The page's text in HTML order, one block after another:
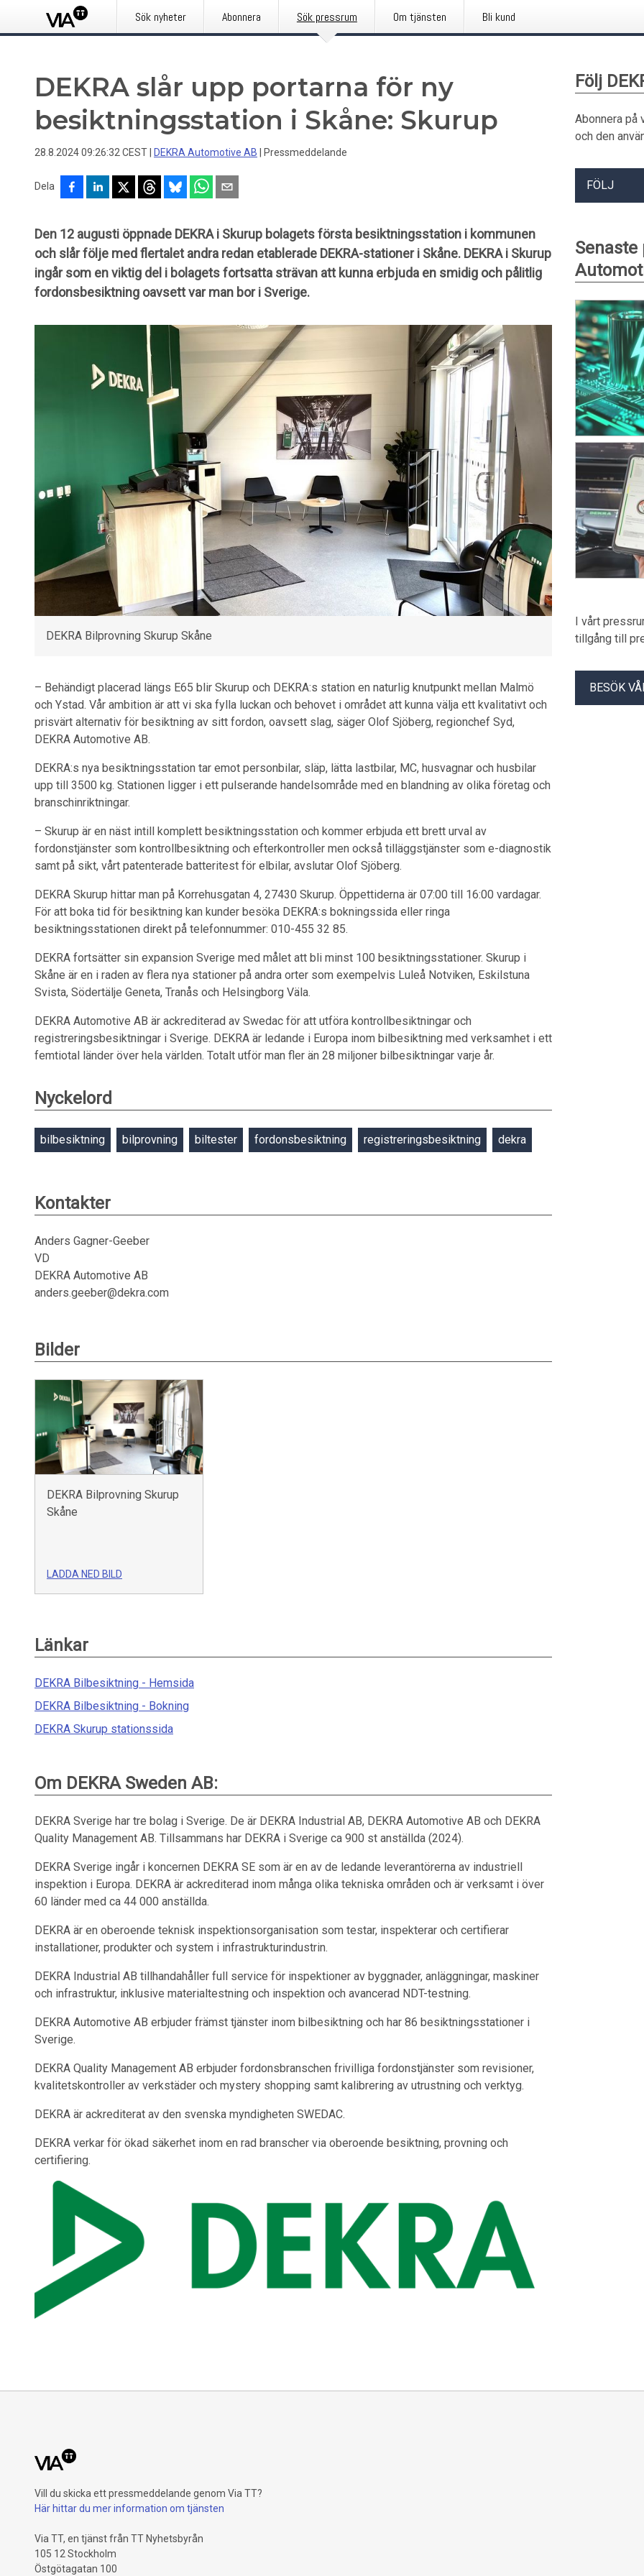
Sök nyheter Abonnera Sök pressrum Om tjänsten Bli kund
DEKRA slår upp portarna för ny
besiktningsstation i Skåne: Skurup
28.8.2024 09:26:32 CEST DEKRA Automotive AB Pressmeddelande
Dela
Den 12 augusti öppnade DEKRA i Skurup bolagets första besiktningsstation i kommunen
och slår följe med flertalet andra redan etablerade DEKRA-stationer i Skåne. DEKRA i Skurup
ingår som en viktig del i bolagets fortsatta strävan att kunna erbjuda en smidig och pålitlig
fordonsbesiktning oavsett var man bor i Sverige.
DEKRA Bilprovning Skurup Skåne
– Behändigt placerad längs E65 blir Skurup och DEKRA:s station en naturlig knutpunkt mellan Malmö
och Ystad. Vår ambition är att vi ska fylla luckan och behovet i området att kunna välja ett kvalitativt och
prisvärt alternativ för besiktning av sitt fordon, oavsett slag, säger Olof Sjöberg, regionchef Syd,
DEKRA Automotive AB.
DEKRA:s nya besiktningsstation tar emot personbilar, släp, lätta lastbilar, MC, husvagnar och husbilar
upp till 3500 kg. Stationen ligger i ett pulserande handelsområde med en blandning av olika företag och
branschinriktningar.
– Skurup är en näst intill komplett besiktningsstation och kommer erbjuda ett brett urval av
fordonstjänster som kontrollbesiktning och efterkontroller men också tilläggstjänster som e-diagnostik
samt på sikt, vårt patenterade batteritest för elbilar, avslutar Olof Sjöberg.
DEKRA Skurup hittar man på Korrehusgatan 4, 27430 Skurup. Öppettiderna är 07:00 till 16:00 vardagar.
För att boka tid för besiktning kan kunder besöka DEKRA:s bokningssida eller ringa
besiktningsstationen direkt på telefonnummer: 010-455 32 85.
DEKRA fortsätter sin expansion Sverige med målet att bli minst 100 besiktningsstationer. Skurup i
Skåne är en i raden av flera nya stationer på andra orter som exempelvis Luleå Notviken, Eskilstuna
Svista, Södertälje Geneta, Tranås och Helsingborg Väla.
DEKRA Automotive AB är ackrediterad av Swedac för att utföra kontrollbesiktningar och
registreringsbesiktningar i Sverige. DEKRA är ledande i Europa inom bilbesiktning med verksamhet i ett
femtiotal länder över hela världen. Totalt utför man fler än 28 miljoner bilbesiktningar varje år.
Nyckelord
bilbesiktning bilprovning biltester fordonsbesiktning registreringsbesiktning dekra
Kontakter
Anders Gagner-Geeber
VD
DEKRA Automotive AB
anders.geeber@dekra.com
Bilder
DEKRA Bilprovning Skurup
Skåne
LADDA NED BILD
Länkar
DEKRA Bilbesiktning - Hemsida
DEKRA Bilbesiktning - Bokning
DEKRA Skurup stationssida
Om DEKRA Sweden AB:
DEKRA Sverige har tre bolag i Sverige. De är DEKRA Industrial AB, DEKRA Automotive AB och DEKRA
Quality Management AB. Tillsammans har DEKRA i Sverige ca 900 st anställda (2024).
DEKRA Sverige ingår i koncernen DEKRA SE som är en av de ledande leverantörerna av industriell
inspektion i Europa. DEKRA är ackrediterad inom många olika tekniska områden och är verksamt i över
60 länder med ca 44 000 anställda.
DEKRA är en oberoende teknisk inspektionsorganisation som testar, inspekterar och certifierar
installationer, produkter och system i infrastrukturindustrin.
DEKRA Industrial AB tillhandahåller full service för inspektioner av byggnader, anläggningar, maskiner
och infrastruktur, inklusive materialtestning och inspektion och avancerad NDT-testning.
DEKRA Automotive AB erbjuder främst tjänster inom bilbesiktning och har 86 besiktningsstationer i
Sverige.
DEKRA Quality Management AB erbjuder fordonsbranschen frivilliga fordonstjänster som revisioner,
kvalitetskontroller av verkstäder och mystery shopping samt kalibrering av utrustning och verktyg.
DEKRA är ackrediterat av den svenska myndigheten SWEDAC.
DEKRA verkar för ökad säkerhet inom en rad branscher via oberoende besiktning, provning och
certifiering.
Följ
Abonnera på
och den
FÖLJ
Senaste
I vårt
tillgång till
BESÖK
Vill du skicka ett pressmeddelande genom Via TT?
Här hittar du mer information om tjänsten
Via TT, en tjänst från TT Nyhetsbyrån
105 12 Stockholm
Östgötagatan 100